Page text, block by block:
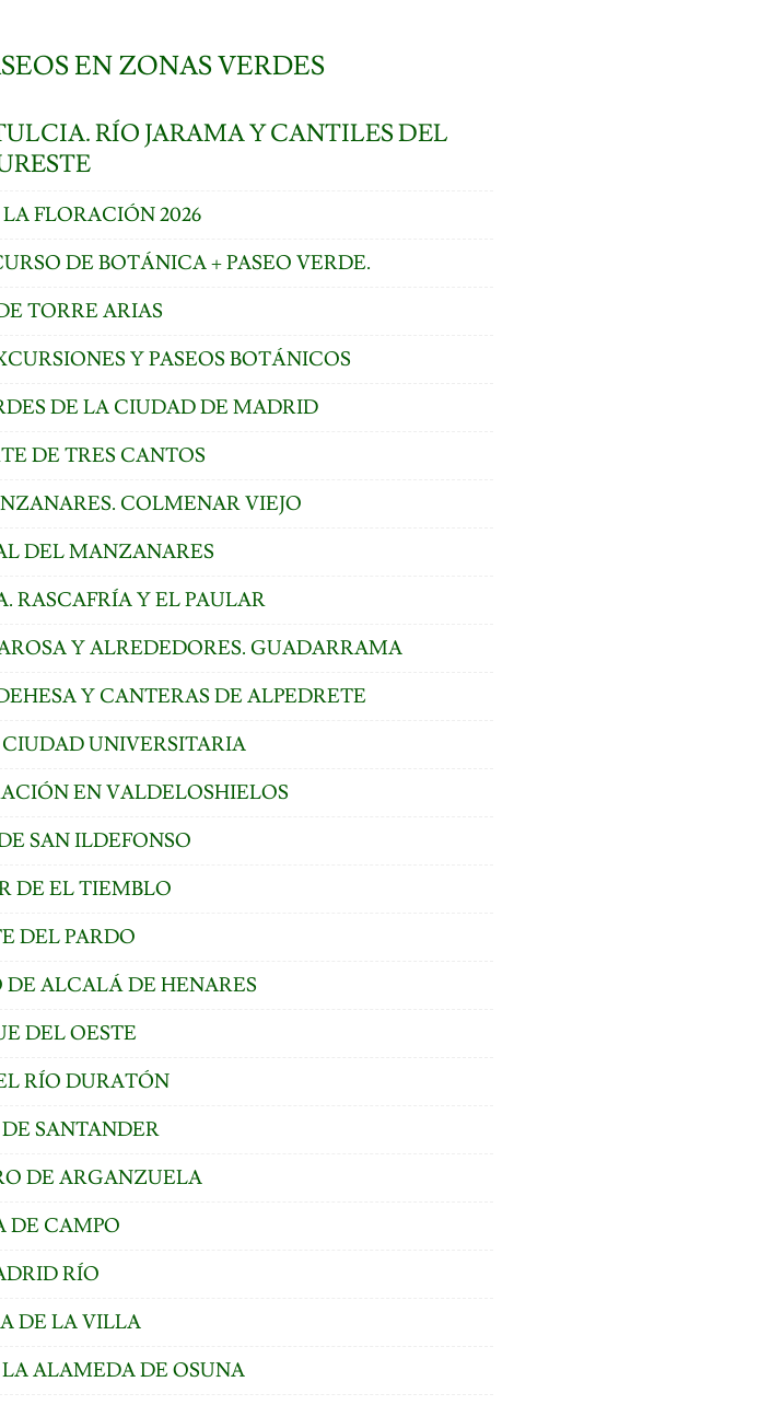
EN ZONAS VERDES
RÍO JARAMA Y CANTILES DEL
FLORACIÓN 2026
DE BOTÁNICA + PASEO VERDE.
TORRE ARIAS
Y PASEOS BOTÁNICOS
DE LA CIUDAD DE MADRID
DE TRES CANTOS
COLMENAR VIEJO
DEL MANZANARES
RASCAFRÍA Y EL PAULAR
Y ALREDEDORES. GUADARRAMA
Y CANTERAS DE ALPEDRETE
UNIVERSITARIA
EN VALDELOSHIELOS
SAN ILDEFONSO
DE EL TIEMBLO
DEL PARDO
ALCALÁ DE HENARES
DEL OESTE
RÍO DURATÓN
SANTANDER
DE ARGANZUELA
DE CAMPO
RÍO
DE LA VILLA
ALAMEDA DE OSUNA